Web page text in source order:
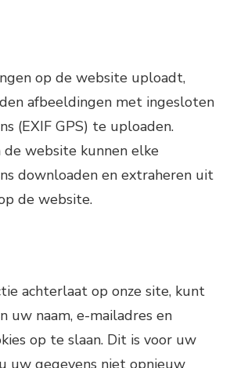
op de website uploadt,
afbeeldingen met ingesloten
(EXIF GPS) te uploaden.
de website kunnen elke
downloaden en extraheren uit
de website.
achterlaat op onze site, kunt
uw naam, e-mailadres en
op te slaan. Dit is voor uw